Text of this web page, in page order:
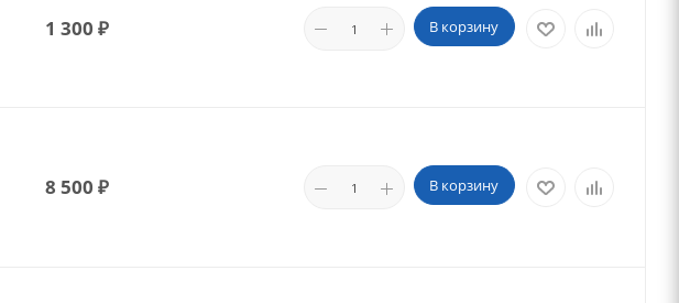
1 300 ₽ В корзину
8 500 ₽ В корзину